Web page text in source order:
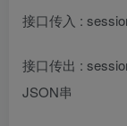
接口传入 :
接口传出 :
JSON串